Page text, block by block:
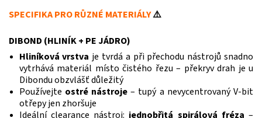
SPECIFIKA PRO RŮZNÉ MATERIÁLY⚠️
DIBOND (HLINÍK + PE JÁDRO)
Hliníková vrstva je tvrdá a při přechodu nástrojů snadno
vytrhává materiál místo čistého řezu – překryv drah je u
Dibondu obzvlášť důležitý
Používejte ostré nástroje – tupý a nevycentrovaný V-bit
otřepy jen zhoršuje
Ideální clearance nástroj: jednobřitá spirálová fréza –